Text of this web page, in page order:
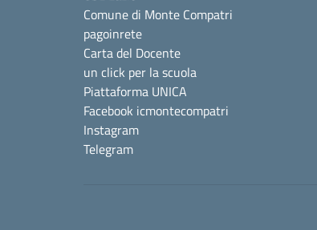
Comune di Monte Compatri
pagoinrete
Carta del Docente
un click per la scuola
Piattaforma UNICA
Facebook icmontecompatri
Instagram
Telegram